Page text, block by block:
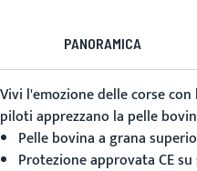
PANORAMICA
Vivi l'emozione delle corse con
piloti apprezzano la pelle
Pelle bovina a grana
Protezione approvata CE